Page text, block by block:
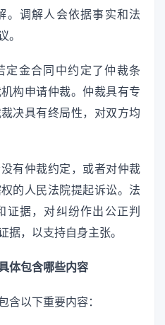
。调解人会依据事实和法
。
定金合同中约定了仲裁条
构申请仲裁。仲裁具有专
决具有终局性，对双方均
没有仲裁约定，或者对仲裁
的人民法院提起诉讼。法
证据，对纠纷作出公正判
据，以支持自身主张。
体包含哪些内容
含以下重要内容：